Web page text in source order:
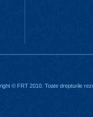
© FRT 2010. Toate drepturile